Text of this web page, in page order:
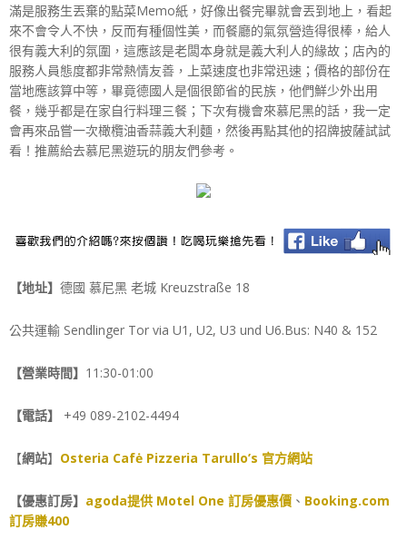
滿是服務生丟棄的點菜Memo紙，好像出餐完畢就會丟到地上，看起
來不會令人不快，反而有種個性美，而餐廳的氣氛營造得很棒，給人
很有義大利的氛圍，這應該是老闆本身就是義大利人的緣故；店內的
服務人員態度都非常熱情友善，上菜速度也非常迅速；價格的部份在
當地應該算中等，畢竟德國人是個很節省的民族，他們鮮少外出用
餐，幾乎都是在家自行料理三餐；下次有機會來慕尼黑的話，我一定
會再來品嘗一次橄欖油香蒜義大利麵，然後再點其他的招牌披薩試試
看！推薦給去慕尼黑遊玩的朋友們參考。
【地址】 德國 慕尼黑 老城 Kreuzstraße 18
公共運輸 Sendlinger Tor via U1, U2, U3 und U6.Bus: N40 & 152
【營業時間】 11:30-01:00
【電話】 +49 089-2102-4494
【網站】 Osteria Cafė Pizzeria Tarullo’s 官方網站
【優惠訂房】 agoda提供 Motel One 訂房優惠價 、 Booking.com
訂房賺400